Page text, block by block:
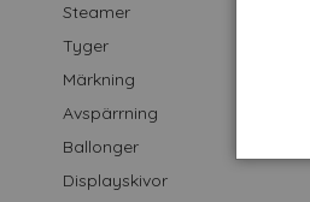
Steamer
Tyger
Märkning
Avspärrning
Ballonger
Displayskivor